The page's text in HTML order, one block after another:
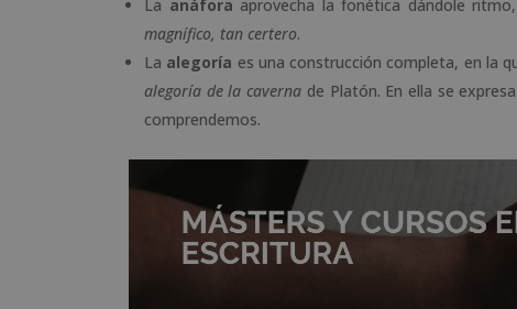
La anáfora aprovecha la fonética dándole
magnífico, tan certero.
La alegoría es una construcción completa, en la
alegoría de la caverna de Platón. En ella se
comprendemos.